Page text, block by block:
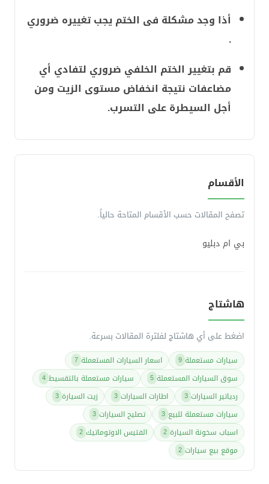
أذا وجد مشكلة فى الختم يجب تغييره ضروري
.
قم بتغيير الختم الخلفي ضروري لتفادي أي
مضاعفات نتيجة انخفاض مستوى الزيت ومن
أجل السيطرة على التسرب.
الأقسام
تصفح المقالات حسب الأقسام المتاحة حالياً.
بي ام دبليو
هاشتاج
اضغط على أي هاشتاج لفلترة المقالات بسرعة.
سيارات مستعملة 9 اسعار السيارات المستعملة 7
سوق السيارات المستعملة 5 سيارات مستعملة بالتقسيط 4
ردياتير السيارات 3 اطارات السيارات 3 زيت السيارة 3
سيارات مستعملة للبيع 3 تصليح السيارات 3
اسباب سخونة السيارة 2 الفتيس الاوتوماتيك 2
موقع بيع سيارات 2